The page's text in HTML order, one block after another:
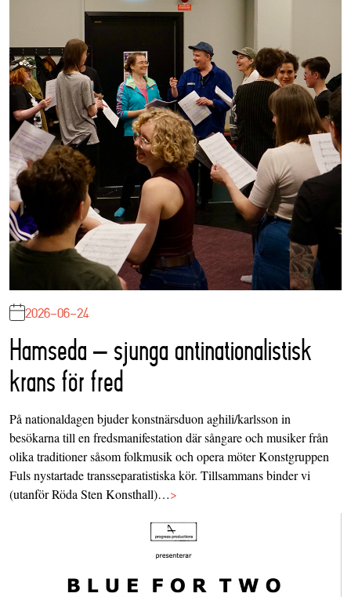
2026-06-24
Hamseda – sjunga antinationalistisk
krans för fred
På nationaldagen bjuder konstnärsduon aghili/karlsson in
besökarna till en fredsmanifestation där sångare och musiker från
olika traditioner såsom folkmusik och opera möter Konstgruppen
Fuls nystartade transseparatistiska kör. Tillsammans binder vi
(utanför Röda Sten Konsthall)…>